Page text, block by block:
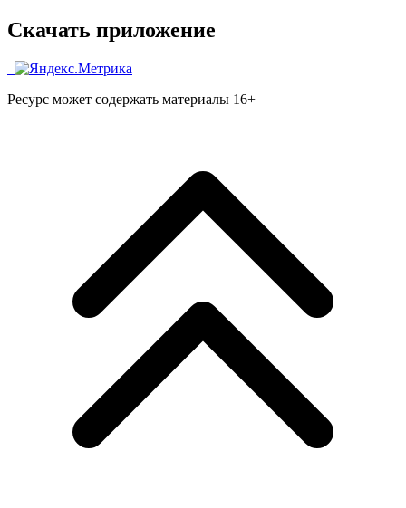
Скачать приложение
Ресурс может содержать материалы 16+